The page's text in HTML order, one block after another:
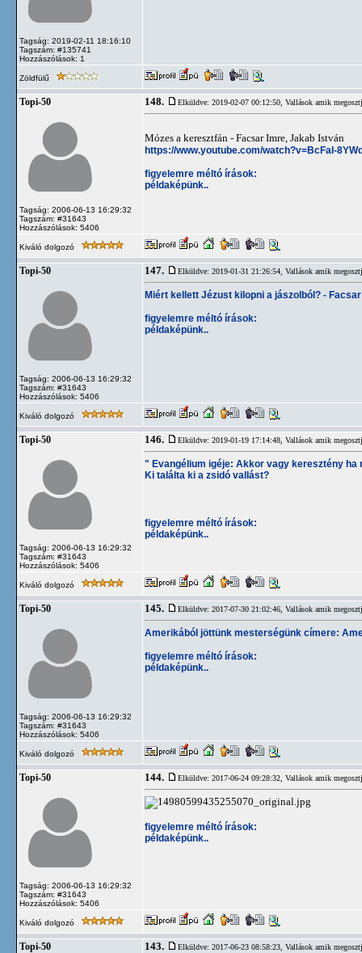
Tagság: 2019-02-11 18:16:10
Tagszám: #135741
Hozzászólások: 1
Zöldfülű
Topi-50
Tagság: 2006-06-13 16:29:32
Tagszám: #31643
Hozzászólások: 5406
148. Elküldve: 2019-02-07 00:12:50, Vallások amik
Mózes a keresztfán - Facsar Imre, Jakab István
https://www.youtube.com/watch?v=BcFaI-
figyelemre méltó írások:
példaképünk..
Kiváló dolgozó
Topi-50
Tagság: 2006-06-13 16:29:32
Tagszám: #31643
Hozzászólások: 5406
147. Elküldve: 2019-01-31 21:26:54, Vallások amik
Miért kellett Jézust kilopni a jászolból? -
figyelemre méltó írások:
példaképünk..
Kiváló dolgozó
Topi-50
Tagság: 2006-06-13 16:29:32
Tagszám: #31643
Hozzászólások: 5406
146. Elküldve: 2019-01-19 17:14:48, Vallások amik
" Evangélium igéje: Akkor vagy keresztény ha
Ki találta ki a zsidó vallást?
figyelemre méltó írások:
példaképünk..
Kiváló dolgozó
Topi-50
Tagság: 2006-06-13 16:29:32
Tagszám: #31643
Hozzászólások: 5406
145. Elküldve: 2017-07-30 21:02:46, Vallások amik
Amerikából jöttünk mesterségünk címere:
figyelemre méltó írások:
példaképünk..
Kiváló dolgozó
Topi-50
Tagság: 2006-06-13 16:29:32
Tagszám: #31643
Hozzászólások: 5406
144. Elküldve: 2017-06-24 09:28:32, Vallások amik
figyelemre méltó írások:
példaképünk..
Kiváló dolgozó
Topi-50 143. Elküldve: 2017-06-23 08:58:23, Vallások amik